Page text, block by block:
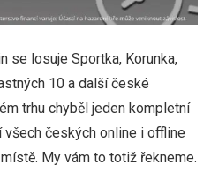
se losuje Sportka, Korunka,
10 a další české
trhu chyběl jeden kompletní
českých online i offline
My vám to totiž řekneme.